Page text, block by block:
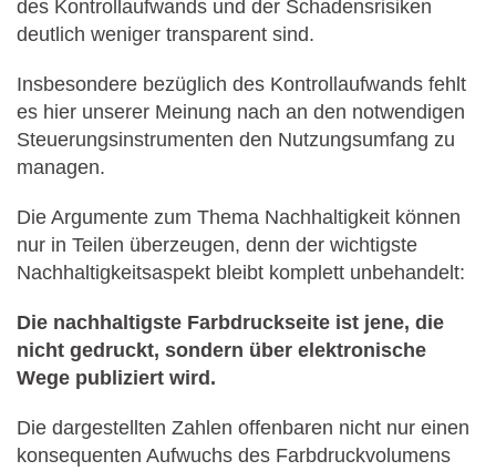
des Kontrollaufwands und der Schadensrisiken
deutlich weniger transparent sind.
Insbesondere bezüglich des Kontrollaufwands fehlt
es hier unserer Meinung nach an den notwendigen
Steuerungsinstrumenten den Nutzungsumfang zu
managen.
Die Argumente zum Thema Nachhaltigkeit können
nur in Teilen überzeugen, denn der wichtigste
Nachhaltigkeitsaspekt bleibt komplett unbehandelt:
Die nachhaltigste Farbdruckseite ist jene, die
nicht gedruckt, sondern über elektronische
Wege publiziert wird.
Die dargestellten Zahlen offenbaren nicht nur einen
konsequenten Aufwuchs des Farbdruckvolumens